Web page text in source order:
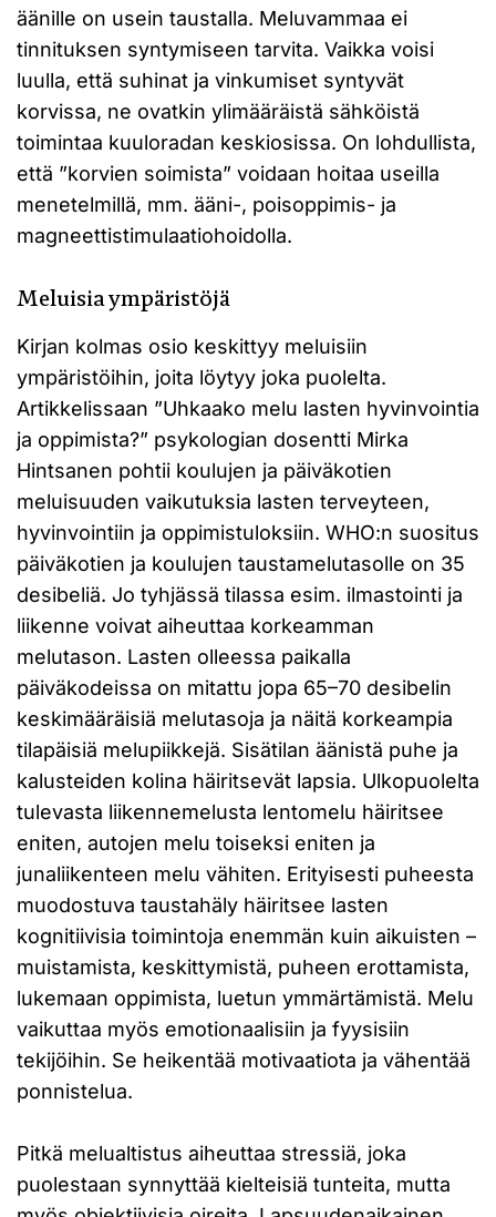
äänille on usein taustalla. Meluvammaa ei
tinnituksen syntymiseen tarvita. Vaikka voisi
luulla, että suhinat ja vinkumiset syntyvät
korvissa, ne ovatkin ylimääräistä sähköistä
toimintaa kuuloradan keskiosissa. On lohdullista,
että ”korvien soimista” voidaan hoitaa useilla
menetelmillä, mm. ääni-, poisoppimis- ja
magneettistimulaatiohoidolla.
Meluisia ympäristöjä
Kirjan kolmas osio keskittyy meluisiin
ympäristöihin, joita löytyy joka puolelta.
Artikkelissaan ”Uhkaako melu lasten hyvinvointia
ja oppimista?” psykologian dosentti Mirka
Hintsanen pohtii koulujen ja päiväkotien
meluisuuden vaikutuksia lasten terveyteen,
hyvinvointiin ja oppimistuloksiin. WHO:n suositus
päiväkotien ja koulujen taustamelutasolle on 35
desibeliä. Jo tyhjässä tilassa esim. ilmastointi ja
liikenne voivat aiheuttaa korkeamman
melutason. Lasten olleessa paikalla
päiväkodeissa on mitattu jopa 65–70 desibelin
keskimääräisiä melutasoja ja näitä korkeampia
tilapäisiä melupiikkejä. Sisätilan äänistä puhe ja
kalusteiden kolina häiritsevät lapsia. Ulkopuolelta
tulevasta liikennemelusta lentomelu häiritsee
eniten, autojen melu toiseksi eniten ja
junaliikenteen melu vähiten. Erityisesti puheesta
muodostuva taustahäly häiritsee lasten
kognitiivisia toimintoja enemmän kuin aikuisten –
muistamista, keskittymistä, puheen erottamista,
lukemaan oppimista, luetun ymmärtämistä. Melu
vaikuttaa myös emotionaalisiin ja fyysisiin
tekijöihin. Se heikentää motivaatiota ja vähentää
ponnistelua.
Pitkä melualtistus aiheuttaa stressiä, joka
puolestaan synnyttää kielteisiä tunteita, mutta